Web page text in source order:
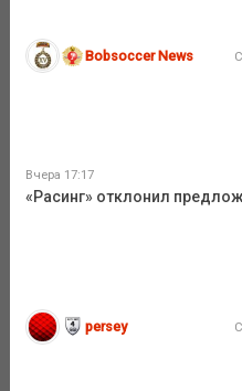
Bobsoccer News
Вчера 17:17
«Расинг» отклонил
persey